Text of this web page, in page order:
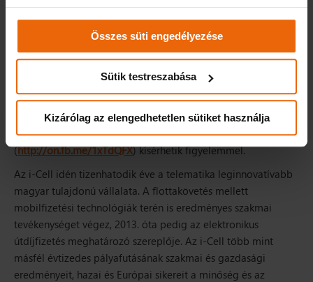
Összes süti engedélyezése
Sütik testreszabása
Kizárólag az elengedhetetlen sütiket használja
vegyen részt a forgalomban, hiszen kamionjai évente
Waberer’s járművei fel vannak szerelve minden ehhez
szükséges technikai eszközzel, a gépjárművezetők pedig
rendszeres képzéseken vesznek részt és kamionszimulátoron
is gyakorolhatnak.
Az érdeklődők a verseny heti és összesített eredményeit a
verseny honlapján (www.icell.hu/verseny) és FB-oldalán
(http://on.fb.me/1xTdQFX) kísérhetik figyelemmel.
Az i-Cell idén tizenhatodik éve a telematika leginnovatívabb
magyar tulajdonú vállalata. A flottakövetés mellett
mobilfizetési technológiák terén is eredményes szakmai
tevékenységet végez, 2013. óta pedig az elektronikus
útdíjfizetés meghatározó szereplője. Az i-Cell több mint
másfél évtizedes pályafutásának szakmai és gazdasági
eredményeit, hazai és Európai sikereit a minőség és az